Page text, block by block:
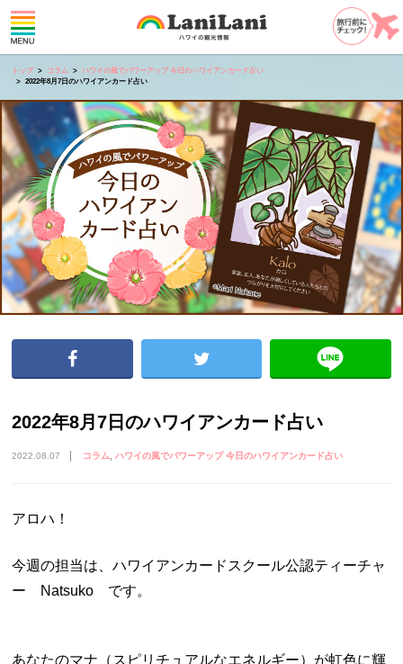
トップ コラム
ハワイの風でパワーアップ 今日のハワイアンカード占い
2022年8月7日のハワイアンカード占い
2022年8月7日のハワイアンカード占い
2022.08.07 コラム ハワイの風でパワーアップ 今日のハワイアンカード占い
アロハ！
今週の担当は、ハワイアンカードスクール公認ティーチャ
ー Natsuko です。
あなたのマナ（スピリチュアルなエネルギー）が虹色に輝